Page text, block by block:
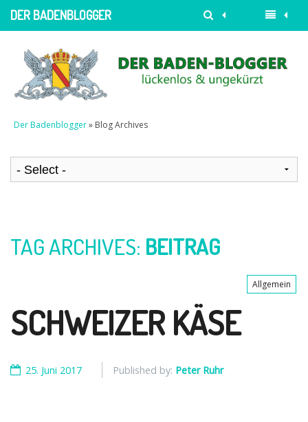
DER BADENBLOGGER
Der Badenblogger» Blog Archives
TAG ARCHIVES: BEITRAG
Allgemein
SCHWEIZER KÄSE
25. Juni 2017 Published by: Peter Ruhr